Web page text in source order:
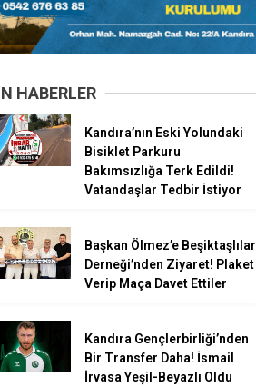
HABERLER
Kandıra’nın Eski Yolundaki
Bisiklet Parkuru
Bakımsızlığa Terk Edildi!
Vatandaşlar Tedbir İstiyor
Başkan Ölmez’e Beşiktaşlılar
Derneği’nden Ziyaret! Plaket
Verip Maça Davet Ettiler
Kandıra Gençlerbirliği’nden
Bir Transfer Daha! İsmail
İrvasa Yeşil-Beyazlı Oldu